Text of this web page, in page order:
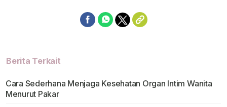
Berita Terkait
Cara Sederhana Menjaga Kesehatan Organ Intim Wanita
Menurut Pakar